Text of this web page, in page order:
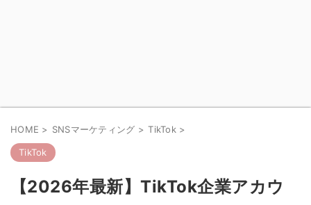
HOME > SNSマーケティング > TikTok >
TikTok
【2026年最新】TikTok企業アカウ